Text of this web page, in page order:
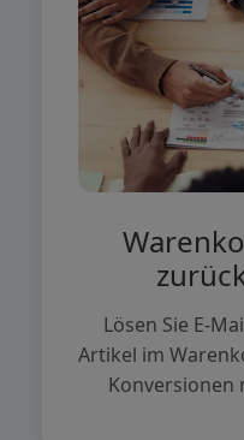
Lösen Sie E-
Artikel im
Konversionen